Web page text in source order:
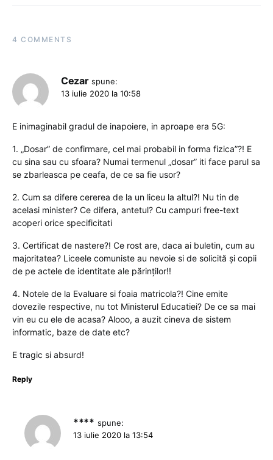
4 COMMENTS
Cezar spune:
13 iulie 2020 la 10:58
E inimaginabil gradul de inapoiere, in aproape era 5G:
1. „Dosar” de confirmare, cel mai probabil in forma fizica”?! E
cu sina sau cu sfoara? Numai termenul „dosar” iti face parul sa
se zbarleasca pe ceafa, de ce sa fie usor?
2. Cum sa difere cererea de la un liceu la altul?! Nu tin de
acelasi minister? Ce difera, antetul? Cu campuri free-text
acoperi orice specificitati
3. Certificat de nastere?! Ce rost are, daca ai buletin, cum au
majoritatea? Liceele comuniste au nevoie si de solicită și copii
de pe actele de identitate ale părinților!!
4. Notele de la Evaluare si foaia matricola?! Cine emite
dovezile respective, nu tot Ministerul Educatiei? De ce sa mai
vin eu cu ele de acasa? Alooo, a auzit cineva de sistem
informatic, baze de date etc?
E tragic si absurd!
Reply
**** spune:
13 iulie 2020 la 13:54